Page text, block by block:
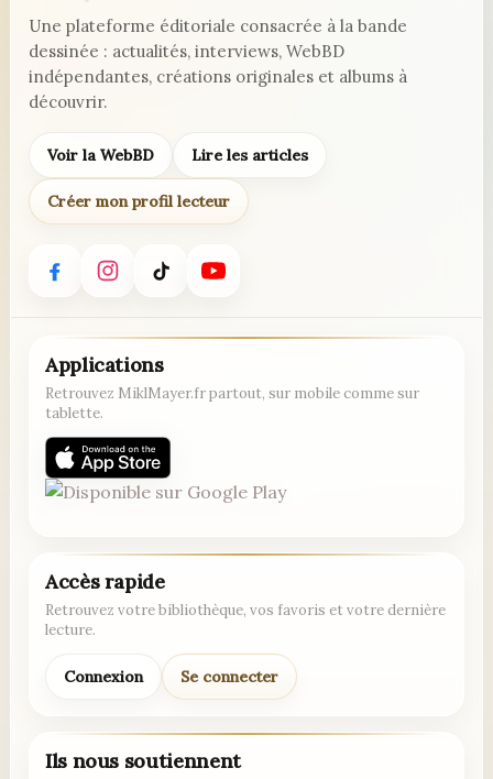
Une plateforme éditoriale consacrée à la bande
dessinée : actualités, interviews, WebBD
indépendantes, créations originales et albums à
découvrir.
Voir la WebBD Lire les articles
Créer mon profil lecteur
Applications
Retrouvez MiklMayer.fr partout, sur mobile comme sur
tablette.
Accès rapide
Retrouvez votre bibliothèque, vos favoris et votre dernière
lecture.
Connexion Se connecter
Ils nous soutiennent